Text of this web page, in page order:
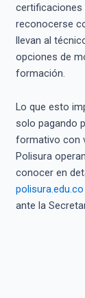
certificaciones
reconocerse
llevan al
opciones de
formación.
Lo que esto
solo pagando
formativo con
Polisura
conocer en
polisura.edu.co
ante la